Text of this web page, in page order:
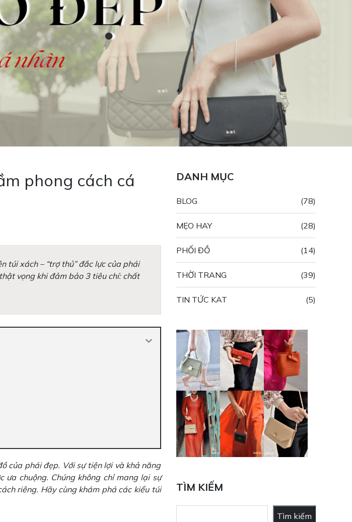
phong cách cá
túi xách – “trợ thủ” đắc lực của phái
vọng khi đảm bảo 3 tiêu chí: chất
của phái đẹp. Với sự tiện lợi và khả năng
ưa chuộng. Chúng không chỉ mang lại sự
riêng. Hãy cùng khám phá các kiểu túi
DANH MỤC
BLOG (78)
MẸO HAY (28)
PHỐI ĐỒ (14)
THỜI TRANG (39)
TIN TỨC KAT (5)
TÌM KIẾM
Tìm kiếm